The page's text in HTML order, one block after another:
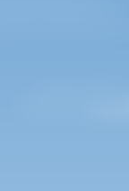
4. 如果我決定
5. 如被告人未
6. 如被告人提
7. 如果被告人
申索負上責任
如何就民事案